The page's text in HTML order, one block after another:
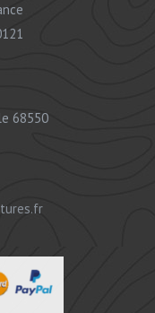
68550